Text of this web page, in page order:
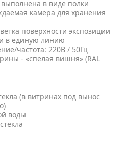
в виде полки
камера для хранения
поверхности экспозиции
в единую линию
частота: 220В / 50Гц
- «спелая вишня» (RAL
(в витринах под вынос
воды